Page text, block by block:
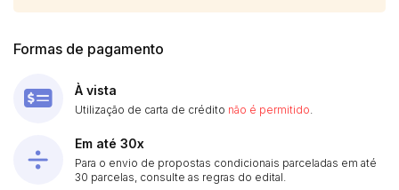
Formas de pagamento
À vista
Utilização de carta de crédito não é permitido
Em até 30x
Para o envio de propostas condicionais parceladas em até
30 parcelas, consulte as regras do edital.